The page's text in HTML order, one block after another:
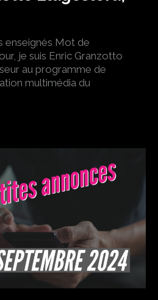
enseignés Mot de
je suis Enric Granzotto
au programme de
multimédia du